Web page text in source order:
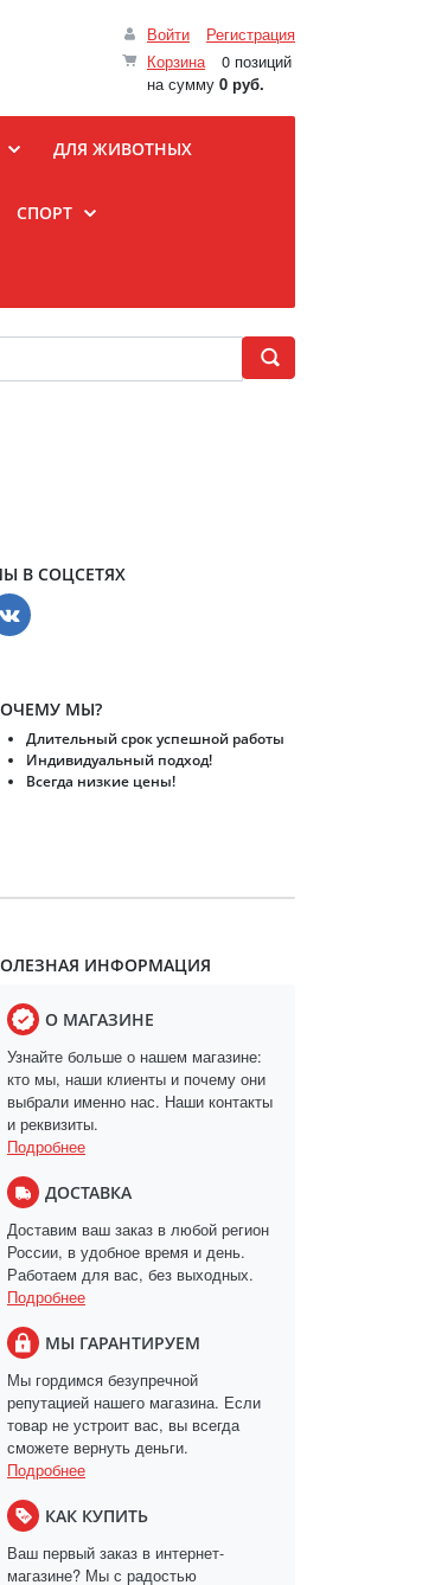
Войти
Регистрация
Корзина
0 позиций
на сумму 0 руб.
ДЛЯ ЖИВОТНЫХ
СПОРТ
В СОЦСЕТЯХ
МЫ?
Длительный срок успешной работы
Индивидуальный подход!
Всегда низкие цены!
ИНФОРМАЦИЯ
О МАГАЗИНЕ
Узнайте больше о нашем магазине:
кто мы, наши клиенты и почему они
выбрали именно нас. Наши контакты
и реквизиты.
Подробнее
ДОСТАВКА
Доставим ваш заказ в любой регион
России, в удобное время и день.
Работаем для вас, без выходных.
Подробнее
МЫ ГАРАНТИРУЕМ
Мы гордимся безупречной
репутацией нашего магазина. Если
товар не устроит вас, вы всегда
сможете вернуть деньги.
Подробнее
КАК КУПИТЬ
Ваш первый заказ в интернет-
магазине? Мы с радостью